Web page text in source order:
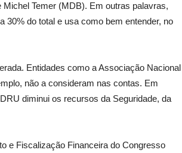
Temer (MDB). Em outras palavras,
30% do total e usa como bem entender, no
Entidades como a Associação Nacional
não a consideram nas contas. Em
diminui os recursos da Seguridade, da
e Fiscalização Financeira do Congresso